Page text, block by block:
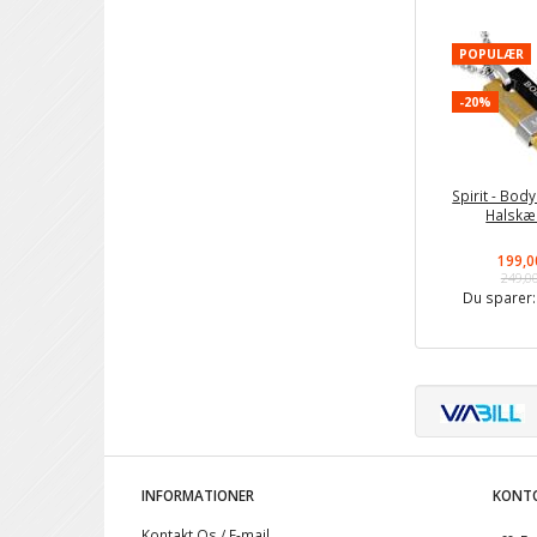
POPULÆR
-20%
Spirit -
Du
INFORMATIONER